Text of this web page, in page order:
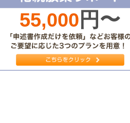
55,000 円〜